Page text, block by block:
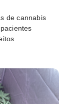
de cannabis